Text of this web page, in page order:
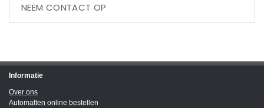
NEEM CONTACT OP
Informatie
Over ons
Automatten online bestellen